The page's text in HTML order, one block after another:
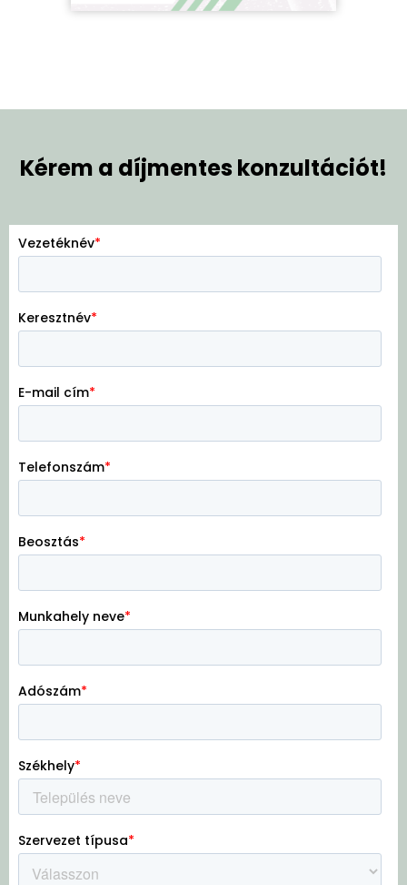
Kérem a díjmentes konzultációt!